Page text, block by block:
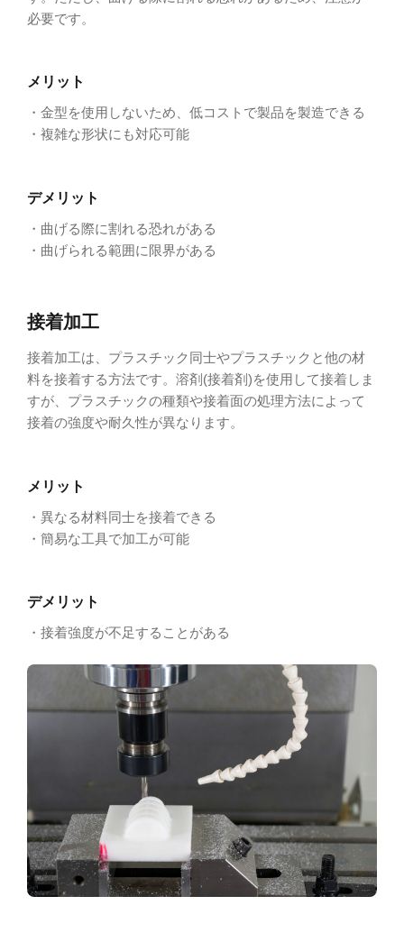
必要です。
メリット
・金型を使用しないため、低コストで製品を製造できる
・複雑な形状にも対応可能
デメリット
・曲げる際に割れる恐れがある
・曲げられる範囲に限界がある
接着加工
接着加工は、プラスチック同士やプラスチックと他の材
料を接着する方法です。溶剤(接着剤)を使用して接着しま
すが、プラスチックの種類や接着面の処理方法によって
接着の強度や耐久性が異なります。
メリット
・異なる材料同士を接着できる
・簡易な工具で加工が可能
デメリット
・接着強度が不足することがある